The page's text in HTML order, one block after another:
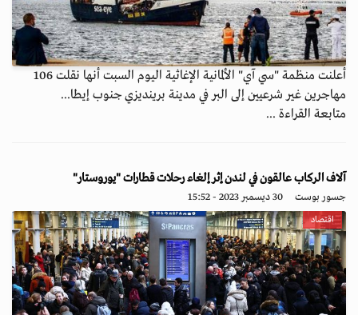
أعلنت منظمة "سي آي" الألمانية الإغاثية اليوم السبت أنها نقلت 106
مهاجرين غير شرعيين إلى البر في مدينة برينديزي جنوب إيطا...
متابعة القراءة ...
آلاف الركاب عالقون في لندن إثر إلغاء رحلات قطارات "يوروستار"
جسور بوست 30 ديسمبر 2023 - 15:52
اقتصاد